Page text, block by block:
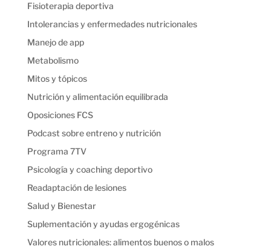
Fisioterapia deportiva
Intolerancias y enfermedades nutricionales
Manejo de app
Metabolismo
Mitos y tópicos
Nutrición y alimentación equilibrada
Oposiciones FCS
Podcast sobre entreno y nutrición
Programa 7TV
Psicología y coaching deportivo
Readaptación de lesiones
Salud y Bienestar
Suplementación y ayudas ergogénicas
Valores nutricionales: alimentos buenos o malos